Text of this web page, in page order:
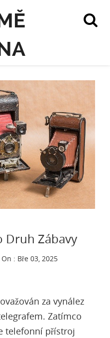
Druh Zábavy
On : Bře 03, 2025
za vynález
Zatímco
telefonní přístroj